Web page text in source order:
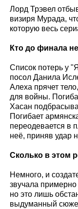
Лорд Трэвел
визиря Мурада,
которую весь
Кто до финала
Список потерь у
посол Данила
Алеха прячет
для войны.
Хасан
Погибает
переодевается в
неё, приняв удар
Сколько в этом
Немного, и
звучала примерно
но это лишь
выдуманный